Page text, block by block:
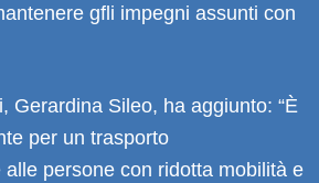
gfli impegni assunti con
Gerardina Sileo, ha aggiunto: “È
per un trasporto
persone con ridotta mobilità e